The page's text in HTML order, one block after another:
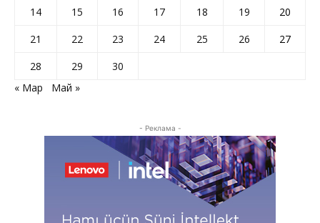
14
15 16 17 18 19
20
21
22 23 24 25 26
27
28
29
30
« Мар
Май »
- Реклама -